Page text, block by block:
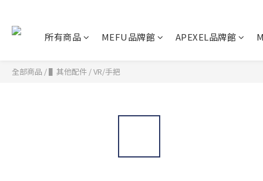
所有商品 MEFU品牌館 APEXEL品牌館
全部商品 /▌其他配件 /VR/手把